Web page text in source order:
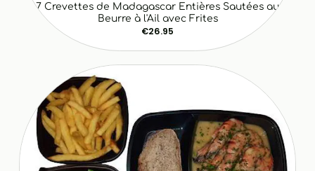
7 Crevettes de Madagascar Entières Sautées au
Beurre à l'Ail avec Frites
€26.95